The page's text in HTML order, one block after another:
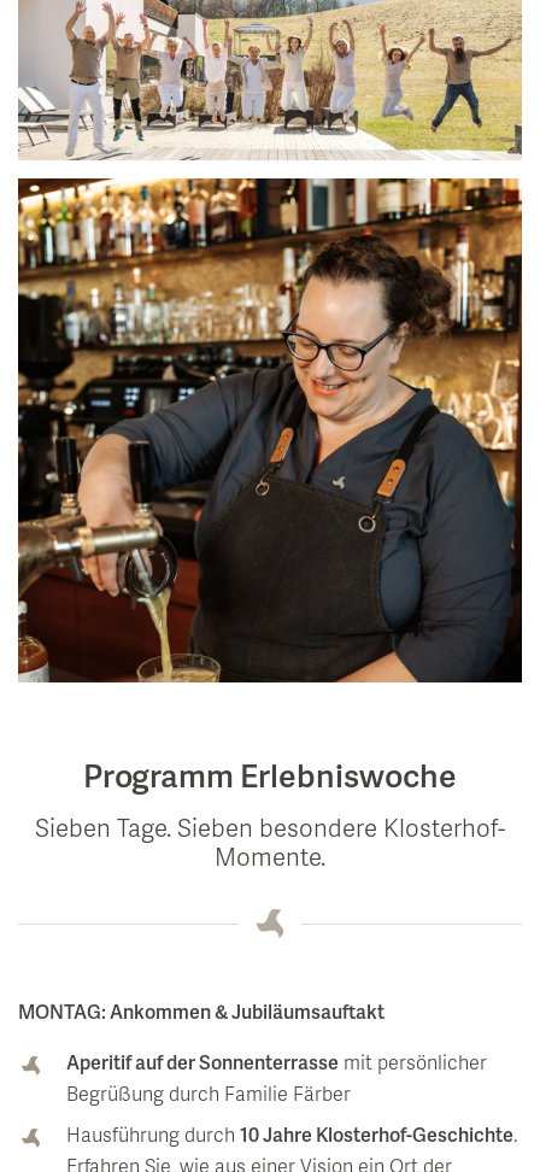
Programm Erlebniswoche
Sieben Tage. Sieben besondere Klosterhof-
Momente.
MONTAG: Ankommen & Jubiläumsauftakt
Aperitif auf der Sonnenterrasse mit persönlicher
Begrüßung durch Familie Färber
Hausführung durch 10 Jahre Klosterhof-Geschichte.